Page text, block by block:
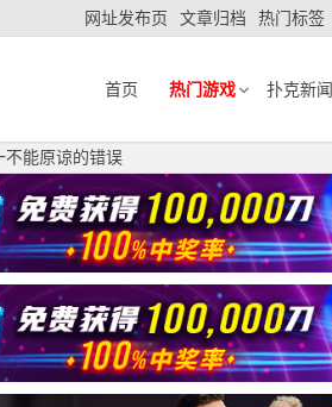
网址发布页 文章归档 热门标签
首页 热门游戏 扑克新闻
不能原谅的错误